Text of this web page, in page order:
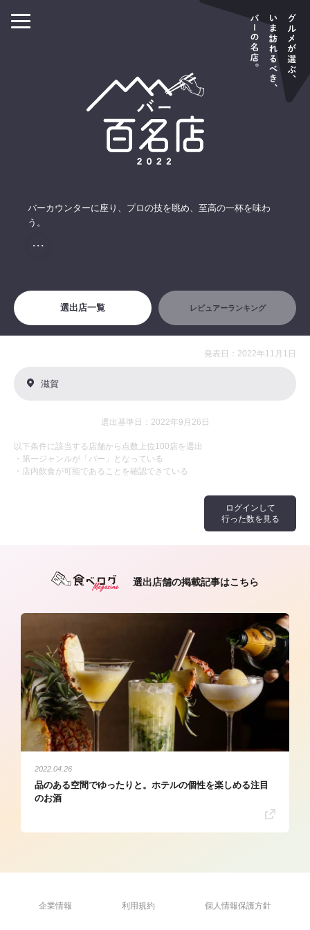
バーカウンターに座り、プロの技を眺め、至高の一杯を味わ
う。
・・・
選出店一覧 レビュアーランキング
ログインして
行った数を見る
発表日：2022年11月1日
滋賀
選出基準日：2022年9月26日
以下条件に該当する店舗から点数上位100店を選出
・第一ジャンルが「バー」となっている
・店内飲食が可能であることを確認できている
選出店舗の掲載記事はこちら
2022.04.26
品のある空間でゆったりと。ホテルの個性を楽しめる注目
のお酒
企業情報 利用規約 個人情報保護方針